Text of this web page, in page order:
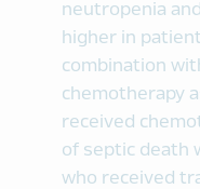
neutropenia
higher in
combination
chemotherapy
received
of septic death
who received